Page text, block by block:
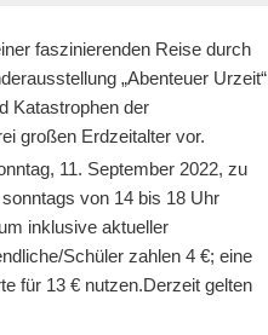
faszinierenden Reise durch
„Abenteuer Urzeit“
Katastrophen der
großen Erdzeitalter vor.
11. September 2022, zu
von 14 bis 18 Uhr
inklusive aktueller
Schüler zahlen 4 €; eine
für 13 € nutzen.Derzeit gelten